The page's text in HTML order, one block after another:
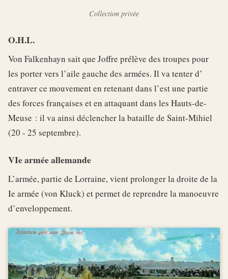
Collection privée
O.H.L.
Von Falkenhayn sait que Joffre prélève des troupes pour
les porter vers l’aile gauche des armées. Il va tenter d’
entraver ce mouvement en retenant dans l’est une partie
des forces françaises et en attaquant dans les Hauts-de-
Meuse : il va ainsi déclencher la bataille de Saint-Mihiel
(20 - 25 septembre).
VIe armée allemande
L’armée, partie de Lorraine, vient prolonger la droite de la
Ie armée (von Kluck) et permet de reprendre la manoeuvre
d’enveloppement.